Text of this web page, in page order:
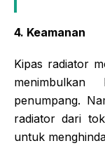
4. Keamanan
Kipas radiator
penumpang.
radiator dari
untuk